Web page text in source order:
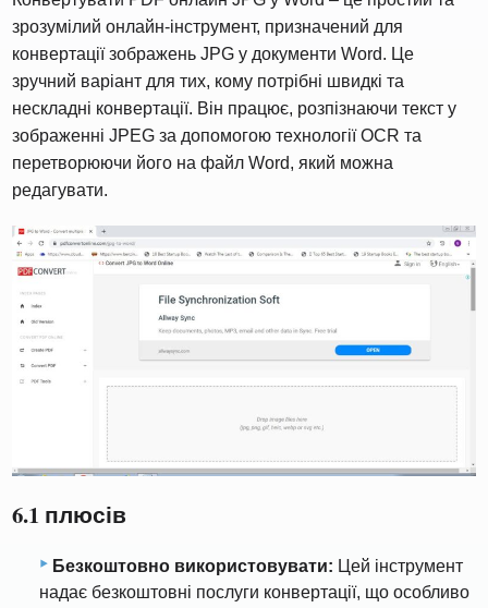
зрозумілий онлайн-інструмент, призначений для
конвертації зображень JPG у документи Word. Це
зручний варіант для тих, кому потрібні швидкі та
нескладні конвертації. Він працює, розпізнаючи текст у
зображенні JPEG за допомогою технології OCR та
перетворюючи його на файл Word, який можна
редагувати.
6.1 плюсів
Безкоштовно використовувати: Цей інструмент
надає безкоштовні послуги конвертації, що особливо